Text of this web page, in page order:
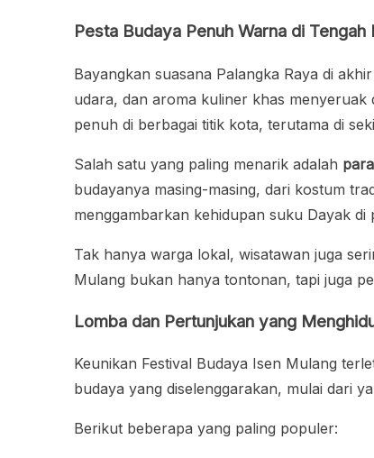
Pesta Budaya Penuh Warna di Tengah
Bayangkan suasana Palangka Raya di
udara, dan aroma kuliner khas menyeruak
penuh di berbagai titik kota, terutama di
Salah satu yang paling menarik adalah
budayanya masing-masing, dari kostum
menggambarkan kehidupan suku Dayak di
Tak hanya warga lokal, wisatawan juga
Mulang bukan hanya tontonan, tapi juga
Lomba dan Pertunjukan yang
Keunikan Festival Budaya Isen Mulang
budaya yang diselenggarakan, mulai dari
Berikut beberapa yang paling populer: